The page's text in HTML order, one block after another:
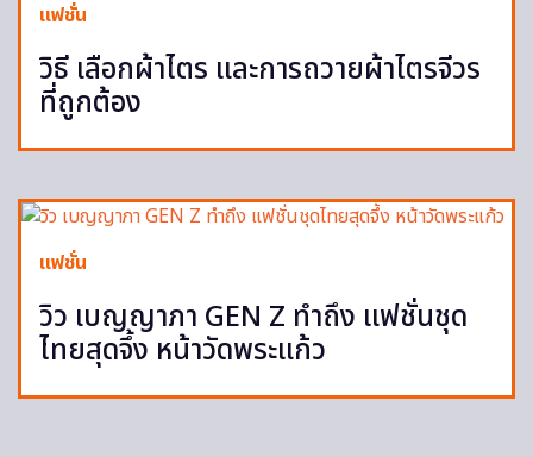
แฟชั่น
วิธี เลือกผ้าไตร และการถวายผ้าไตรจีวร
ที่ถูกต้อง
แฟชั่น
วิว เบญญาภา GEN Z ทำถึง แฟชั่นชุด
ไทยสุดจึ้ง หน้าวัดพระแก้ว